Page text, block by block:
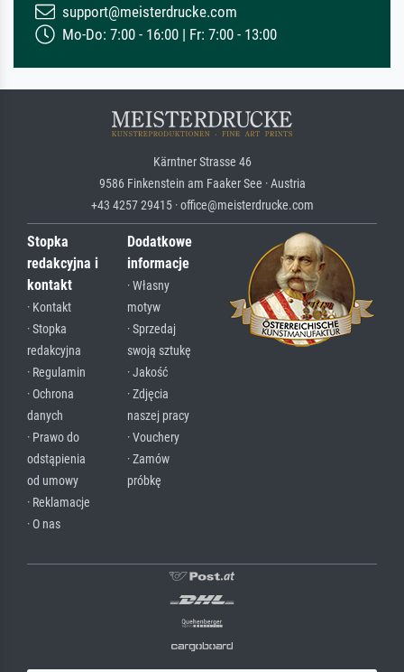
support@meisterdrucke.com
Mo-Do: 7:00 - 16:00 | Fr: 7:00 - 13:00
Kärntner Strasse 46
9586 Finkenstein am Faaker See · Austria
+43 4257 29415 · office@meisterdrucke.com
Stopka
redakcyjna i
kontakt
· Kontakt
· Stopka
redakcyjna
· Regulamin
· Ochrona
danych
· Prawo do
odstąpienia
od umowy
· Reklamacje
· O nas
Dodatkowe
informacje
· Własny
motyw
· Sprzedaj
swoją sztukę
· Jakość
· Zdjęcia
naszej pracy
· Vouchery
· Zamów
próbkę